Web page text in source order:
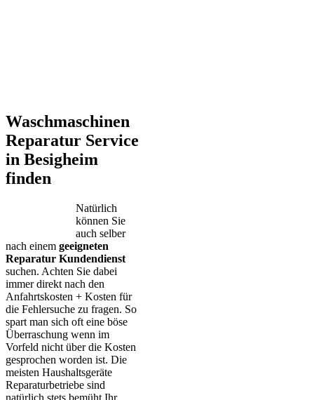
Waschmaschinen
Reparatur Service
in Besigheim
finden
Natürlich
können Sie
auch selber
nach einem geeigneten
Reparatur Kundendienst
suchen. Achten Sie dabei
immer direkt nach den
Anfahrtskosten + Kosten für
die Fehlersuche zu fragen. So
spart man sich oft eine böse
Überraschung wenn im
Vorfeld nicht über die Kosten
gesprochen worden ist. Die
meisten Haushaltsgeräte
Reparaturbetriebe sind
natürlich stets bemüht Ihr